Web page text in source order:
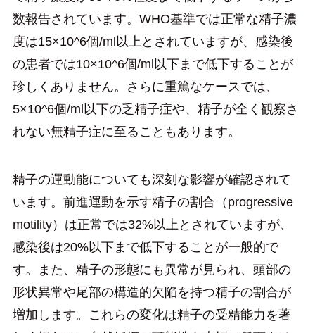
数報告されています。WHO基準では正常な精子濃
度は15×10^6個/ml以上とされていますが、感染後
の患者では10×10^6個/ml以下まで低下することが
珍しくありません。さらに重篤なケースでは、
5×10^6個/ml以下の乏精子症や、精子が全く観察さ
れない無精子症に至ることもあります。
精子の運動能についても深刻な影響が確認されて
います。前進運動を示す精子の割合（progressive
motility）は正常では32%以上とされていますが、
感染後は20%以下まで低下することが一般的で
す。また、精子の形態にも異常が見られ、頭部の
形状異常や尾部の構造的欠陥を持つ精子の割合が
増加します。これらの変化は精子の受精能力を著